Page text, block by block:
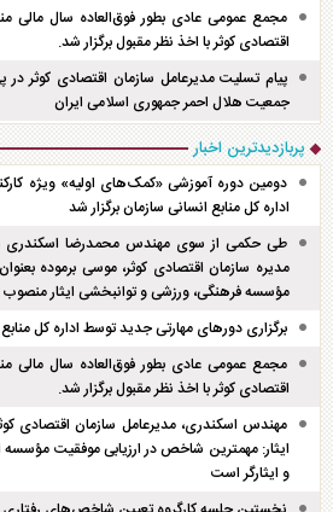
اقتصادی کوثر با اخذ نظر مقبول برگزار شد.
پیام تسلیت مدیرعامل سازمان اقتصادی کوثر
جمعیت هلال احمر جمهوری اسلامی ایران
پربازدیدترین اخبار
دومین دوره آموزشی «کمک‌های اولیه» ویژه
اداره کل منابع انسانی سازمان برگزار شد
طی حکمی از سوی مهندس محمدرضا اسکندری
مدیره سازمان اقتصادی کوثر، موسی برموده
مؤسسه فرهنگی، ورزشی و توانبخشی ایثار
برگزاری دور‌های مهارتی جدید توسط اداره کل
اقتصادی کوثر با اخذ نظر مقبول برگزار شد.
مهندس اسکندری، مدیرعامل سازمان اقتصادی
ایثار: مهمترین شاخص در ارزیابی موفقیت
و ایثارگر است